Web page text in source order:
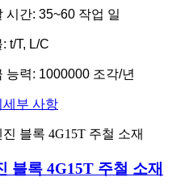
시간: 35~60 작업 일
t/T, L/C
능력: 1000000 조각/년
세부 사항
블록 4G15T 주철 소재